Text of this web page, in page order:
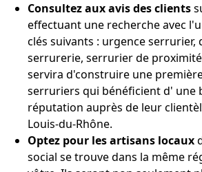
Consultez aux avis des clients
effectuant une recherche avec
clés suivants : urgence serrurier,
serrurerie, serrurier de
servira d'construire une
serruriers qui bénéficient d' une
réputation auprès de leur
Louis-du-Rhône.
Optez pour les artisans locaux
social se trouve dans la même